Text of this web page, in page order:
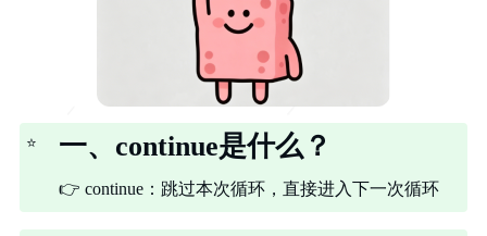
⭐ 一、continue是什么？
👉 continue：跳过本次循环，直接进入下一次循环